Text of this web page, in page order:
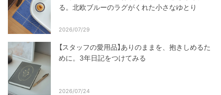
る。北欧ブルーのラグがくれた小さなゆとり
2026/07/29
【スタッフの愛用品】ありのままを、抱きしめるた
めに。3年日記をつけてみる
2026/07/24